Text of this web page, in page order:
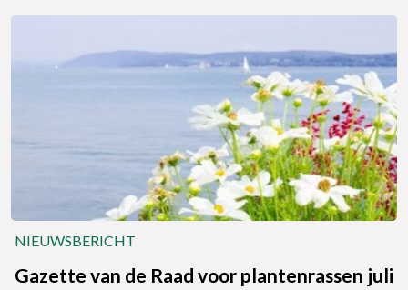
NIEUWSBERICHT
Gazette van de Raad voor plantenrassen juli